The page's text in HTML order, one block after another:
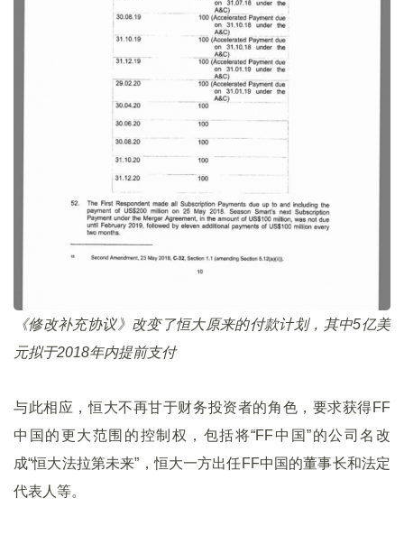
《修改补充协议》改变了恒大原来的付款计划，其中5亿美
元拟于2018年内提前支付
与此相应，恒大不再甘于财务投资者的角色，要求获得FF
中国的更大范围的控制权，包括将“FF中国”的公司名改
成“恒大法拉第未来”，恒大一方出任FF中国的董事长和法定
代表人等。